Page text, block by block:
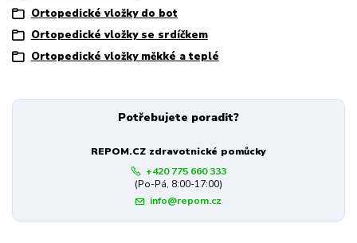
Ortopedické vložky do bot
Ortopedické vložky se srdíčkem
Ortopedické vložky měkké a teplé
Potřebujete poradit?
REPOM.CZ zdravotnické pomůcky
+420 775 660 333
(Po-Pá, 8:00-17:00)
info@repom.cz